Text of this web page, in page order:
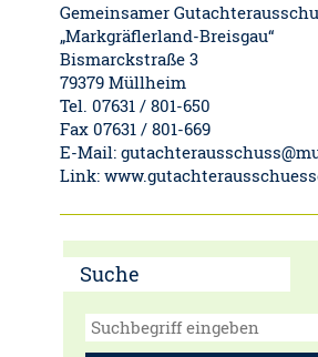
Gemeinsamer
„Markgräflerland-Breisgau“
Bismarckstraße 3
79379 Müllheim
Tel. 07631 / 801-650
Fax 07631 / 801-669
E-Mail:
Link:
Suche